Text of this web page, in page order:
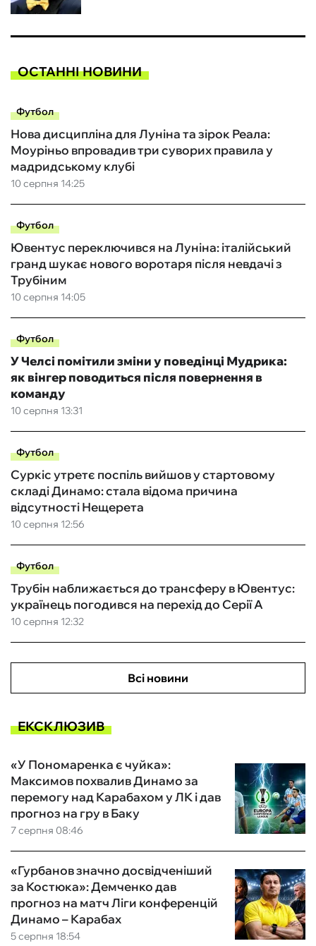
ОСТАННІ НОВИНИ
Футбол
10 серпня 14:25
Нова дисципліна для Луніна та зірок Реала:
Моуріньо впровадив три суворих правила у
мадридському клубі
Футбол
10 серпня 14:05
Ювентус переключився на Луніна: італійський
гранд шукає нового воротаря після невдачі з
Трубіним
Футбол
10 серпня 13:31
У Челсі помітили зміни у поведінці Мудрика:
як вінгер поводиться після повернення в
команду
Футбол
10 серпня 12:56
Суркіс утретє поспіль вийшов у стартовому
складі Динамо: стала відома причина
відсутності Нещерета
Футбол
10 серпня 12:32
Трубін наближається до трансферу в Ювентус:
українець погодився на перехід до Серії А
Всі новини
ЕКСКЛЮЗИВ
7 серпня 08:46
«У Пономаренка є чуйка»:
Максимов похвалив Динамо за
перемогу над Карабахом у ЛК і дав
прогноз на гру в Баку
5 серпня 18:54
«Гурбанов значно досвідченіший
за Костюка»: Демченко дав
прогноз на матч Ліги конференцій
Динамо – Карабах